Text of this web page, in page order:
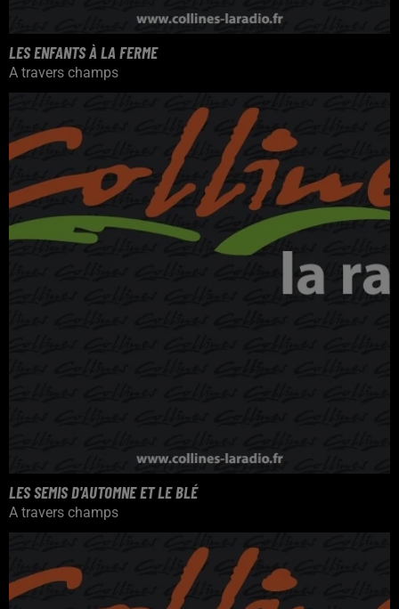
LES ENFANTS À LA FERME
A travers champs
LES SEMIS D'AUTOMNE ET LE BLÉ
A travers champs